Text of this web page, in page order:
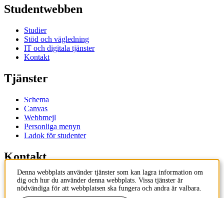
Studentwebben
Studier
Stöd och vägledning
IT och digitala tjänster
Kontakt
Tjänster
Schema
Canvas
Webbmejl
Personliga menyn
Ladok för studenter
Kontakt
Kontakta utbildningsprogram
Kontakta kurs
IT-support
Denna webbplats använder tjänster som kan lagra information om
dig och hur du använder denna webbplats. Vissa tjänster är
nödvändiga för att webbplatsen ska fungera och andra är valbara.